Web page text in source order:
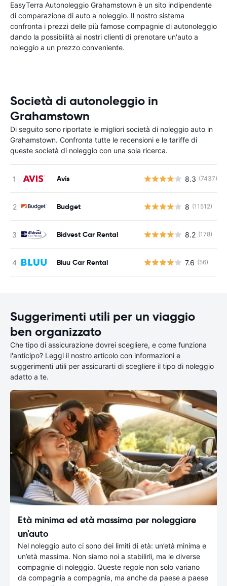
EasyTerra Autonoleggio Grahamstown è un sito indipendente
di comparazione di auto a noleggio. Il nostro sistema
confronta i prezzi delle più famose compagnie di autonoleggio
dando la possibilità ai nostri clienti di prenotare un'auto a
noleggio a un prezzo conveniente.
Società di autonoleggio in
Grahamstown
Di seguito sono riportate le migliori società di noleggio auto in
Grahamstown. Confronta tutte le recensioni e le tariffe di
queste società di noleggio con una sola ricerca.
Avis 8.3 (7437)
Budget 8 (11512)
Bidvest Car Rental 8.2 (178)
Bluu Car Rental 7.6 (56)
Suggerimenti utili per un viaggio
ben organizzato
Che tipo di assicurazione dovrei scegliere, e come funziona
l'anticipo? Leggi il nostro articolo con informazioni e
suggerimenti utili per assicurarti di scegliere il tipo di noleggio
adatto a te.
Età minima ed età massima per noleggiare
un'auto
Nel noleggio auto ci sono dei limiti di età: un’età minima e
un’età massima. Non siamo noi a stabilirli, ma le diverse
compagnie di noleggio. Queste regole non solo variano
da compagnia a compagnia, ma anche da paese a paese